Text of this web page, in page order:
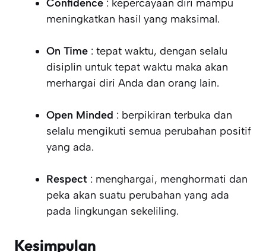
Confidence : kepercayaan diri mampu
meningkatkan hasil yang maksimal.
On Time : tepat waktu, dengan selalu
disiplin untuk tepat waktu maka akan
merhargai diri Anda dan orang lain.
Open Minded : berpikiran terbuka dan
selalu mengikuti semua perubahan positif
yang ada.
Respect : menghargai, menghormati dan
peka akan suatu perubahan yang ada
pada lingkungan sekeliling.
Kesimpulan